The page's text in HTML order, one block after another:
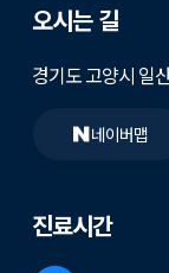
진료시간
오시는 길
경기도 고양시 일
네이버맵